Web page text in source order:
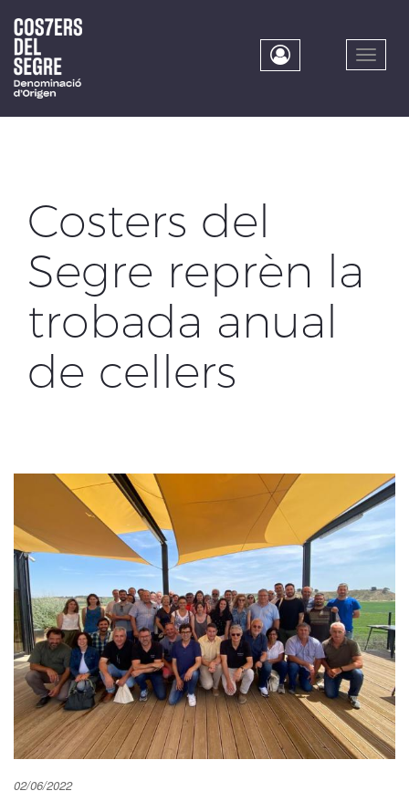
main
content
Toggle
Costers del
Segre reprèn la
trobada anual
de cellers
02/06/2022